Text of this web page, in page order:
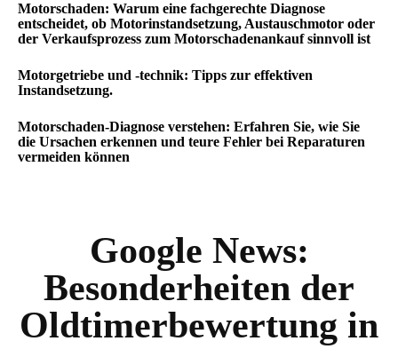
Motorschaden: Warum eine fachgerechte Diagnose
entscheidet, ob Motorinstandsetzung, Austauschmotor oder
der Verkaufsprozess zum Motorschadenankauf sinnvoll ist
Motorgetriebe und -technik: Tipps zur effektiven
Instandsetzung.
Motorschaden-Diagnose verstehen: Erfahren Sie, wie Sie
die Ursachen erkennen und teure Fehler bei Reparaturen
vermeiden können
Google News:
Besonderheiten der
Oldtimerbewertung in